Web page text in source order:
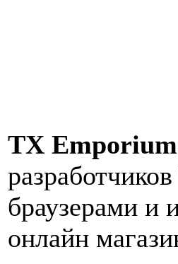
TX Emporium
браузерами и
онлайн